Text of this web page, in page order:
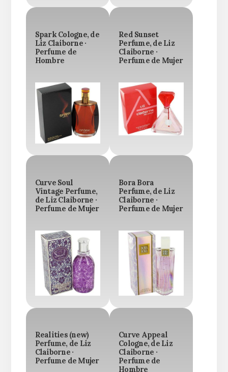
Spark Cologne, de
Liz Claiborne ·
Perfume de
Hombre
Red Sunset
Perfume, de Liz
Claiborne ·
Perfume de Mujer
Curve Soul
Vintage Perfume,
de Liz Claiborne ·
Perfume de Mujer
Bora Bora
Perfume, de Liz
Claiborne ·
Perfume de Mujer
Realities (new)
Perfume, de Liz
Claiborne ·
Perfume de Mujer
Curve Appeal
Cologne, de Liz
Claiborne ·
Perfume de
Hombre